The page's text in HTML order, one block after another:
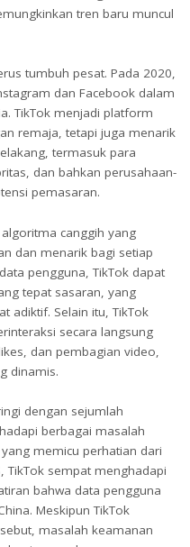
tren baru muncul
tumbuh pesat. Pada 2020,
dan Facebook dalam
TikTok menjadi platform
remaja, tetapi juga menarik
termasuk para
dan bahkan perusahaan-
pemasaran.
canggih yang
dan menarik bagi setiap
pengguna, TikTok dapat
tepat sasaran, yang
adiktif. Selain itu, TikTok
secara langsung
dan pembagian video,
dinamis.
dengan sejumlah
berbagai masalah
memicu perhatian dari
TikTok sempat menghadapi
bahwa data pengguna
Meskipun TikTok
masalah keamanan